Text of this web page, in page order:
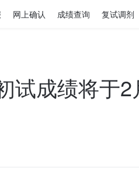
网上确认 成绩查询 复试调剂
试成绩将于